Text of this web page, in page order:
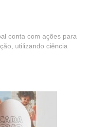
conta com ações para
utilizando ciência